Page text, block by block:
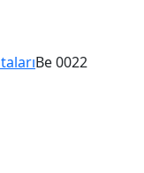
Be 0022